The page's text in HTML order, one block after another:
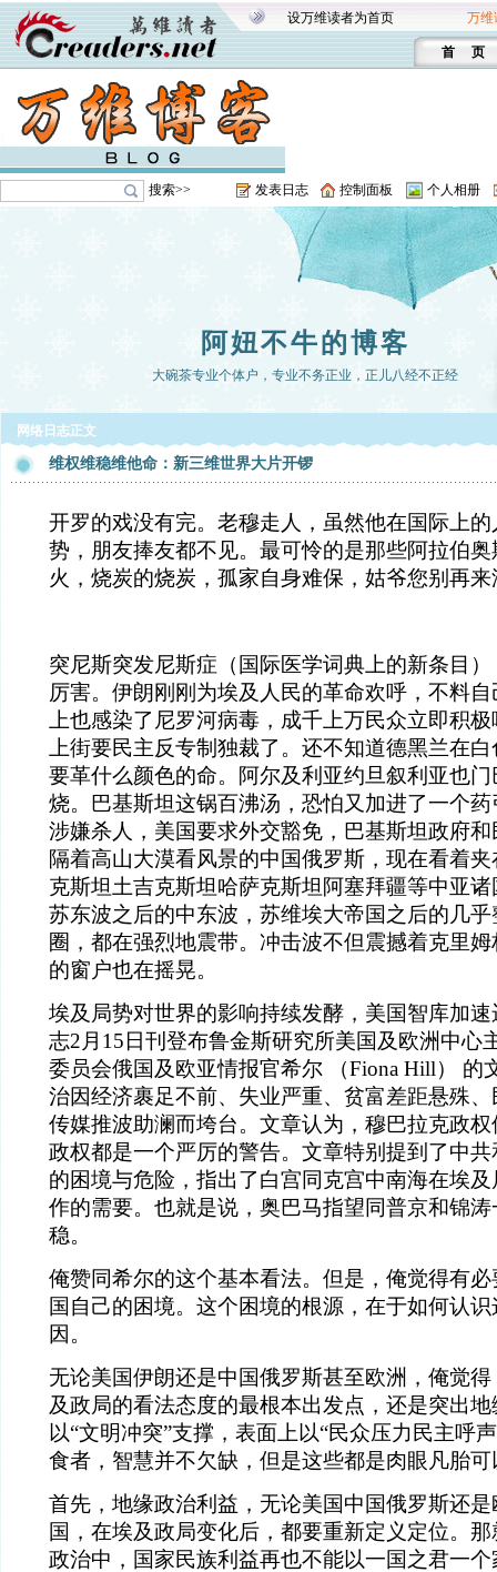
设万维读者为首页 万维
首 页
搜索>> 发表日志 控制面板 个人相册
阿妞不牛的博客
大碗茶专业个体户，专业不务正业，正儿八经不正经
网络日志正文
维权维稳维他命：新三维世界大片开锣
开罗的戏没有完。老穆走人，虽然他在国际上
势，朋友捧友都不见。最可怜的是那些阿拉伯
火，烧炭的烧炭，孤家自身难保，姑爷您别再
突尼斯突发尼斯症（国际医学词典上的新条目
厉害。伊朗刚刚为埃及人民的革命欢呼，不料
上也感染了尼罗河病毒，成千上万民众立即积
上街要民主反专制独裁了。还不知道德黑兰在
要革什么颜色的命。阿尔及利亚约旦叙利亚也
烧。巴基斯坦这锅百沸汤，恐怕又加进了一个
涉嫌杀人，美国要求外交豁免，巴基斯坦政府
隔着高山大漠看风景的中国俄罗斯，现在看着
克斯坦土吉克斯坦哈萨克斯坦阿塞拜疆等中亚
苏东波之后的中东波，苏维埃大帝国之后的几
圈，都在强烈地震带。冲击波不但震撼着克里
的窗户也在摇晃。
埃及局势对世界的影响持续发酵，美国智库加
志2月15日刊登布鲁金斯研究所美国及欧洲中心
委员会俄国及欧亚情报官希尔
（Fiona Hill）
治因经济裹足不前、失业严重、贫富差距悬殊
传媒推波助澜而垮台。文章认为，穆巴拉克政
政权都是一个严厉的警告。文章特别提到了中
的困境与危险，指出了白宫同克宫中南海在埃
作的需要。也就是说，奥巴马指望同普京和锦
稳。
俺赞同希尔的这个基本看法。但是，俺觉得有
国自己的困境。这个困境的根源，在于如何认
因。
无论美国伊朗还是中国俄罗斯甚至欧洲，俺觉
及政局的看法态度的最根本出发点，还是突出
以“文明冲突”支撑，表面上以“民众压力民主呼
食者，智慧并不欠缺，但是这些都是肉眼凡胎
首先，地缘政治利益，无论美国中国俄罗斯还
国，在埃及政局变化后，都要重新定义定位。
政治中，国家民族利益再也不能以一国之君一